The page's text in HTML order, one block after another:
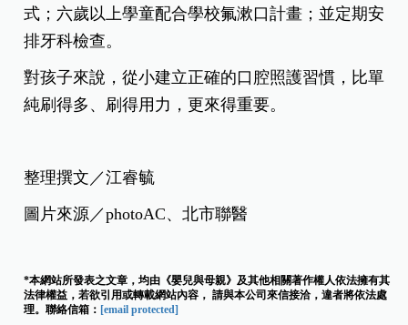
式；六歲以上學童配合學校氟漱口計畫；並定期安
排牙科檢查。
對孩子來說，從小建立正確的口腔照護習慣，比單
純刷得多、刷得用力，更來得重要。
整理撰文／江睿毓
圖片來源／photoAC、北市聯醫
*本網站所發表之文章，均由《嬰兒與母親》及其他相關著作權人依法擁有其
法律權益，若欲引用或轉載網站內容， 請與本公司來信接洽，違者將依法處
理。聯絡信箱： [email protected]